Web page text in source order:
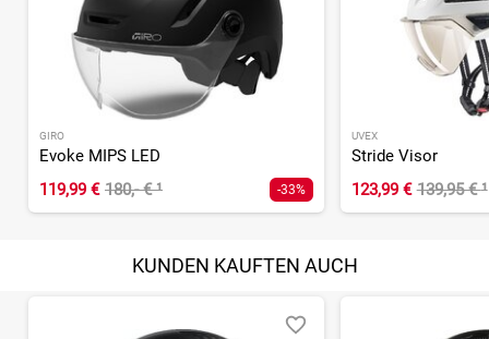
GIRO
Evoke MIPS LED
119,99 € 180,- €¹ -33%
UVEX
Stride Visor
123,99 € 139,95 €¹
KUNDEN KAUFTEN AUCH